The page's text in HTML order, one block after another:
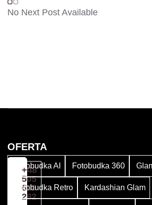
No Next Post Available
+48
505
600
282
OFERTA
Fotobudka AI Fotobudka 360
Fotobudka Retro Kardashian Glam